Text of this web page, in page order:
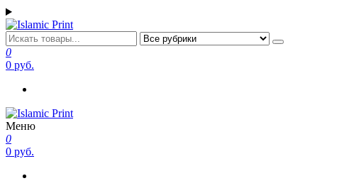
Перейти
к
содержимому
Islamic Print
Открытки, закладки рамки с напоминаниями и пожеланиями
0
0 руб.
Islamic Print
Открытки, закладки рамки с напоминаниями и пожеланиями
Меню
0
0 руб.